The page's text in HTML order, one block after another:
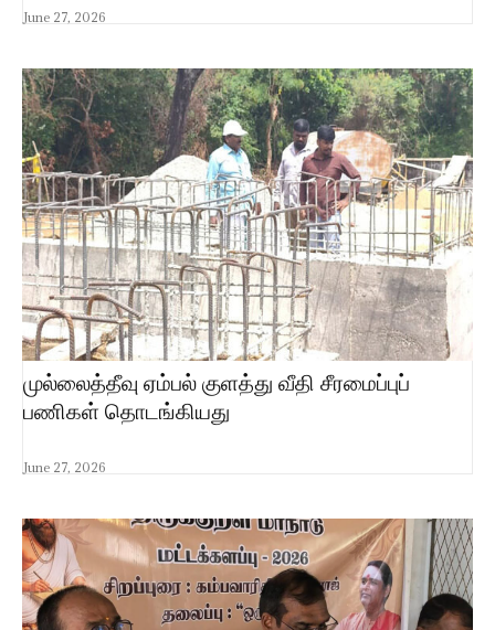
June 27, 2026
முல்லைத்தீவு ஏம்பல் குளத்து வீதி சீரமைப்புப்
பணிகள் தொடங்கியது
June 27, 2026